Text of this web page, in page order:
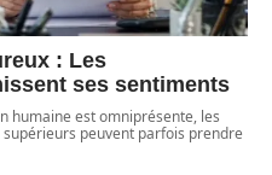
: Les
ses sentiments
humaine est omniprésente, les
peuvent parfois prendre